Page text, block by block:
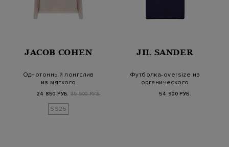
JACOB COHEN
Однотонный лонгслив
из мягкого
24 850 РУБ. 35 500 РУБ.
SS25
JIL SANDER
Футболка-oversize из
органического
54 900 РУБ.